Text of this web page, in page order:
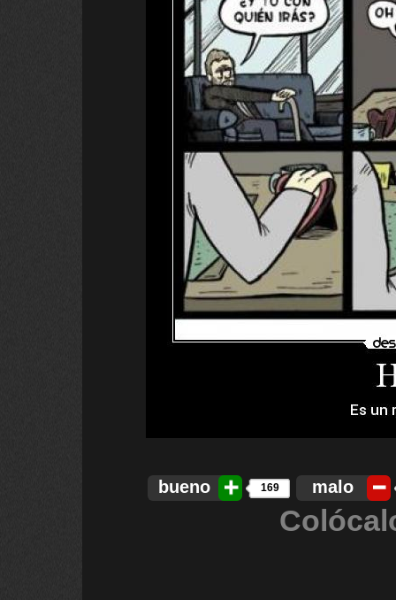
bueno 169 malo